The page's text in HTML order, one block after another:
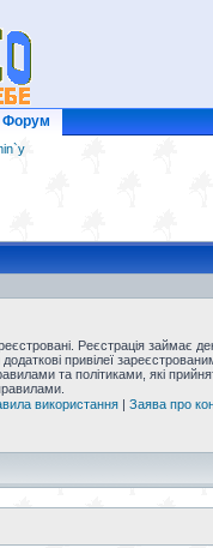
Форум
Реєстрація займає
привілеї
та політиками, які
використання| Заява про